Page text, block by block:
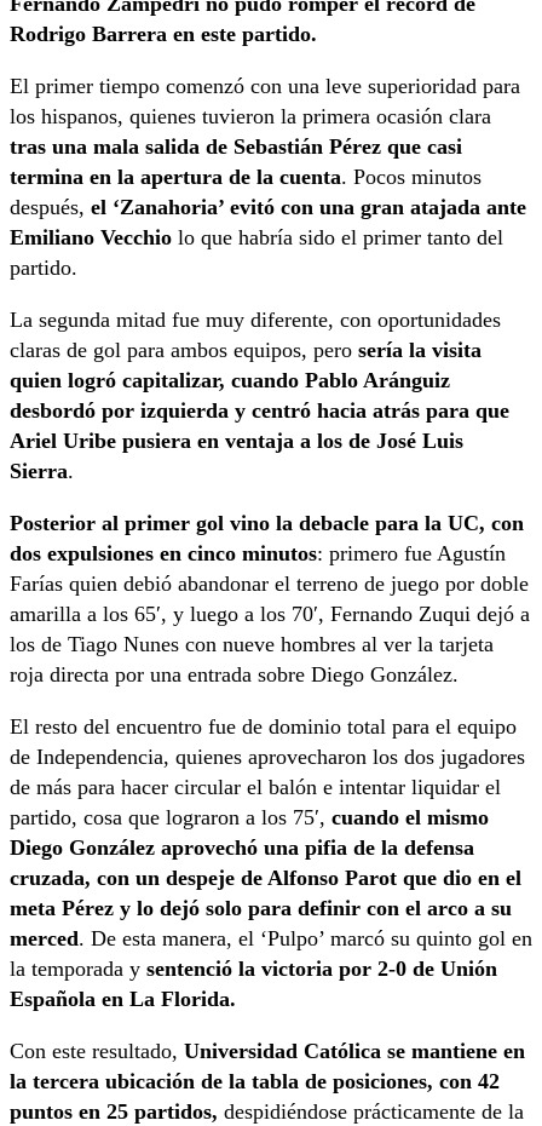
Rodrigo Barrera en este partido.
El primer tiempo comenzó con una leve superioridad para
los hispanos, quienes tuvieron la primera ocasión clara
tras una mala salida de Sebastián Pérez que casi
termina en la apertura de la cuenta. Pocos minutos
después, el ‘Zanahoria’ evitó con una gran atajada ante
Emiliano Vecchio lo que habría sido el primer tanto del
partido.
La segunda mitad fue muy diferente, con oportunidades
claras de gol para ambos equipos, pero sería la visita
quien logró capitalizar, cuando Pablo Aránguiz
desbordó por izquierda y centró hacia atrás para que
Ariel Uribe pusiera en ventaja a los de José Luis
Sierra.
Posterior al primer gol vino la debacle para la UC, con
dos expulsiones en cinco minutos: primero fue Agustín
Farías quien debió abandonar el terreno de juego por doble
amarilla a los 65′, y luego a los 70′, Fernando Zuqui dejó a
los de Tiago Nunes con nueve hombres al ver la tarjeta
roja directa por una entrada sobre Diego González.
El resto del encuentro fue de dominio total para el equipo
de Independencia, quienes aprovecharon los dos jugadores
de más para hacer circular el balón e intentar liquidar el
partido, cosa que lograron a los 75′, cuando el mismo
Diego González aprovechó una pifia de la defensa
cruzada, con un despeje de Alfonso Parot que dio en el
meta Pérez y lo dejó solo para definir con el arco a su
merced. De esta manera, el ‘Pulpo’ marcó su quinto gol en
la temporada y sentenció la victoria por 2-0 de Unión
Española en La Florida.
Con este resultado, Universidad Católica se mantiene en
la tercera ubicación de la tabla de posiciones, con 42
puntos en 25 partidos, despidiéndose prácticamente de la